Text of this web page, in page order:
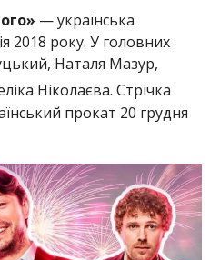
— українська
2018 року. У головних
Наталя Мазур,
Ніколаєва. Стрічка
прокат 20 грудня